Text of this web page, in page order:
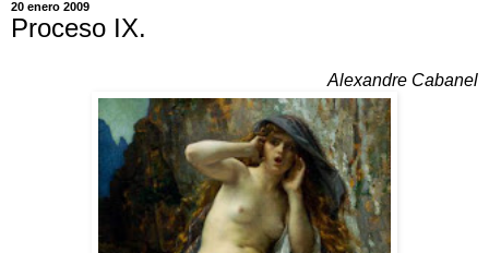
20 enero 2009
Proceso IX.
Alexandre Cabanel